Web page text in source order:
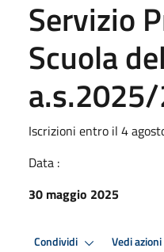
Servizio
Scuola
Iscrizioni entro il 4
Data :
30 maggio 2025
Condividi Vedi azioni